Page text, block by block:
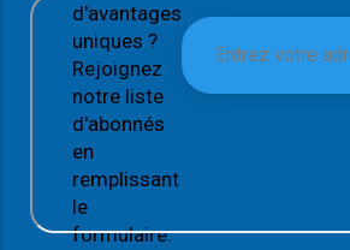
d'avantages
uniques ?
Rejoignez
notre liste
d'abonnés
en
remplissant
le
formulaire.